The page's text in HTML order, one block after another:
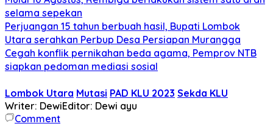
selama sepekan
Perjuangan 15 tahun berbuah hasil, Bupati Lombok
Utara serahkan Perbup Desa Persiapan Murangga
Cegah konflik pernikahan beda agama, Pemprov NTB
siapkan pedoman mediasi sosial
Lombok Utara Mutasi PAD KLU 2023 Sekda KLU
Writer: DewiEditor: Dewi ayu
Comment